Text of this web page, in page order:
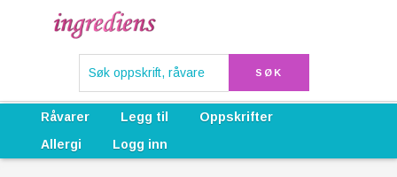
Råvarer Legg til
Oppskrifter
Allergi
Logg inn